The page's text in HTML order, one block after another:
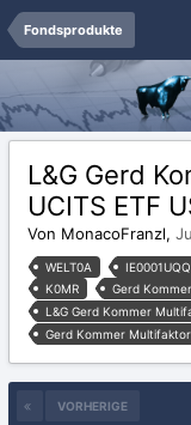
Fondsprodukte
L&G Gerd
UCITS ETF
Von MonacoFranzl,
WELT0A
K0MR
Gerd Kommer
L&G Gerd Kommer
Gerd Kommer Multifaktor
VORHERIGE